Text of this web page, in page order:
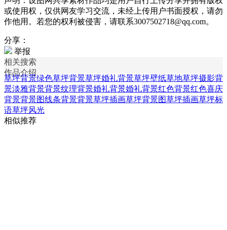
或使用权，仅供网友学习交流，未经上传用户书面授权，请勿
作他用。若您的权利被侵害，请联系3007502718@qq.com。
分享：
举报
相关搜索
作品介绍
草坪背景绿色草坪背景草坪婚礼背景草坪壁纸草地草坪摄影背
景淡雅背景背景纹理背景婚礼背景婚礼背景红色背景红色喜庆
背景背景图线条背景背景草坪插画草坪背景图草坪插画草坪标
语草坪风光
相似推荐